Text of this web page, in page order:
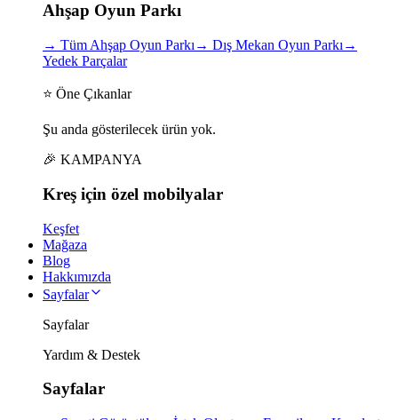
Ahşap Oyun Parkı
→ Tüm Ahşap Oyun Parkı → Dış Mekan Oyun Parkı →
Yedek Parçalar
⭐ Öne Çıkanlar
Şu anda gösterilecek ürün yok.
🎉 KAMPANYA
Kreş için özel mobilyalar
Keşfet
Mağaza
Blog
Hakkımızda
Sayfalar
Sayfalar
Yardım & Destek
Sayfalar